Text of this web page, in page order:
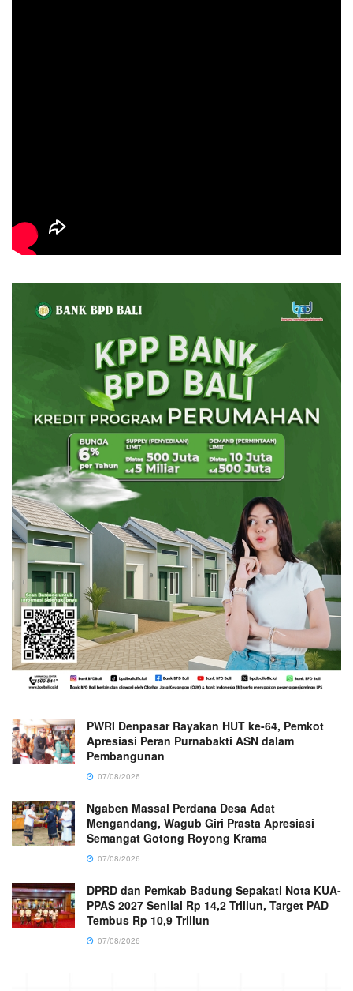
PWRI Denpasar Rayakan HUT ke-64, Pemkot
Apresiasi Peran Purnabakti ASN dalam
Pembangunan
07/08/2026
Ngaben Massal Perdana Desa Adat
Mengandang, Wagub Giri Prasta Apresiasi
Semangat Gotong Royong Krama
07/08/2026
DPRD dan Pemkab Badung Sepakati Nota KUA-
PPAS 2027 Senilai Rp 14,2 Triliun, Target PAD
Tembus Rp 10,9 Triliun
07/08/2026